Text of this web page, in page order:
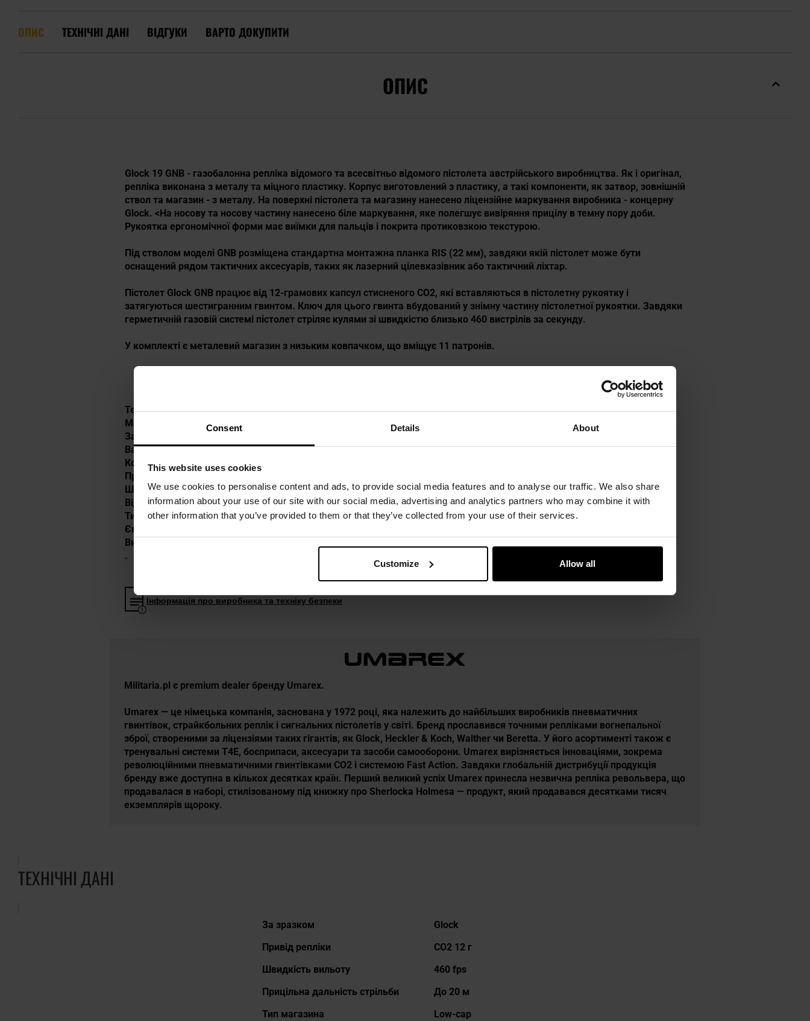
Consent Details About
This website uses cookies
We use cookies to personalise content and ads, to provide social media features and to analyse our traffic. We also share
information about your use of our site with our social media, advertising and analytics partners who may combine it with
other information that you’ve provided to them or that they’ve collected from your use of their services.
Customize Allow all
ОПИС ТЕХНІЧНІ ДАНІ ВІДГУКИ ВАРТО ДОКУПИТИ
ОПИС
Glock 19 GNB - газобалонна репліка відомого та всесвітньо відомого пістолета австрійського виробництва. Як і оригінал,
репліка виконана з металу та міцного пластику. Корпус виготовлений з пластику, а такі компоненти, як затвор, зовнішній
ствол та магазин - з металу. На поверхні пістолета та магазину нанесено ліцензійне маркування виробника - концерну
Glock. <На носову та носову частину нанесено біле маркування, яке полегшує вивіряння прицілу в темну пору доби.
Рукоятка ергономічної форми має виїмки для пальців і покрита протиковзкою текстурою.
Під стволом моделі GNB розміщена стандартна монтажна планка RIS (22 мм), завдяки якій пістолет може бути
оснащений рядом тактичних аксесуарів, таких як лазерний цілевказівник або тактичний ліхтар.
Пістолет Glock GNB працює від 12-грамових капсул стисненого CO2, які вставляються в пістолетну рукоятку і
затягуються шестигранним гвинтом. Ключ для цього гвинта вбудований у знімну частину пістолетної рукоятки. Завдяки
герметичній газовій системі пістолет стріляє кулями зі швидкістю близько 460 вистрілів за секунду.
У комплекті є металевий магазин з низьким ковпачком, що вміщує 11 патронів.
Технічні дані
Матеріал: метал і пластик
Загальна довжина: 186 мм
Вага: 717 г
Колір: чорний
Привід: CO2
Швидкість старту: 460 FPS
Відбій: немає
Тип магазину: з низьким ковпачком
Ємність магазину: 11 гранул
Виробник:
.
Інформація про виробника та техніку безпеки
Militaria.pl є premium dealer бренду Umarex.
Umarex — це німецька компанія, заснована у 1972 році, яка належить до найбільших виробників пневматичних
гвинтівок, страйкбольних реплік і сигнальних пістолетів у світі. Бренд прославився точними репліками вогнепальної
зброї, створеними за ліцензіями таких гігантів, як Glock, Heckler & Koch, Walther чи Beretta. У його асортименті також є
тренувальні системи T4E, боєприпаси, аксесуари та засоби самооборони. Umarex вирізняється інноваціями, зокрема
революційними пневматичними гвинтівками CO2 і системою Fast Action. Завдяки глобальній дистрибуції продукція
бренду вже доступна в кількох десятках країн. Перший великий успіх Umarex принесла незвична репліка револьвера, що
продавалася в наборі, стилізованому під книжку про Sherlocka Holmesa — продукт, який продавався десятками тисяч
екземплярів щороку.
ТЕХНІЧНІ ДАНІ
Докладніше
За зразком
Glock
Привід репліки
CO2 12 г
Швидкість вильоту
460 fps
Прицільна дальність стрільби
До 20 м
Тип магазина
Low-cap